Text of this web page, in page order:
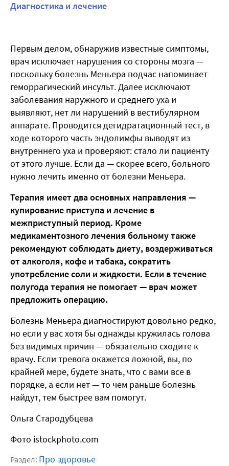
Диагностика и лечение
Первым делом, обнаружив известные симптомы,
врач исключает нарушения со стороны мозга —
поскольку болезнь Меньера подчас напоминает
геморрагический инсульт. Далее исключают
заболевания наружного и среднего уха и
выявляют, нет ли нарушений в вестибулярном
аппарате. Проводится дегидратационный тест, в
ходе которого часть эндолимфы выводят из
внутреннего уха и проверяют: стало ли пациенту
от этого лучше. Если да — скорее всего, больного
нужно лечить именно от болезни Меньера.
Терапия имеет два основных направления —
купирование приступа и лечение в
межприступный период. Кроме
медикаментозного лечения больному также
рекомендуют соблюдать диету, воздерживаться
от алкоголя, кофе и табака, сократить
употребление соли и жидкости. Если в течение
полугода терапия не помогает — врач может
предложить операцию.
Болезнь Меньера диагностируют довольно редко,
но если у вас хотя бы однажды кружилась голова
без видимых причин — обязательно сходите к
врачу. Если тревога окажется ложной, вы, по
крайней мере, будете знать, что с вами все в
порядке, а если нет — то чем раньше болезнь
найдут, тем быстрее вам помогут.
Ольга Стародубцева
Фото istockphoto.com
Раздел: Про здоровье